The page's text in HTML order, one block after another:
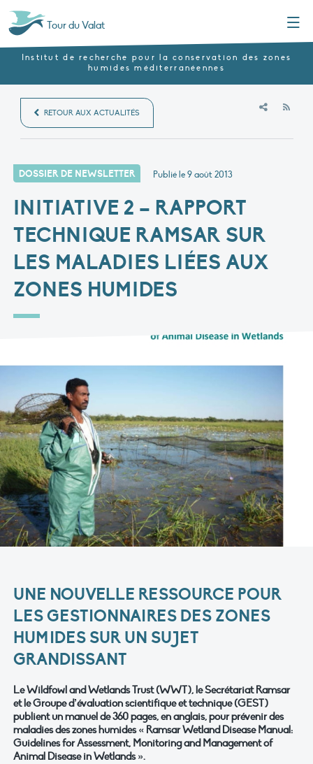
Tour du Valat
Institut de recherche pour la conservation des zones
humides méditerranéennes
RETOUR AUX ACTUALITÉS
DOSSIER DE NEWSLETTER Publié le9 août 2013
INITIATIVE 2 – RAPPORT
TECHNIQUE RAMSAR SUR
LES MALADIES LIÉES AUX
ZONES HUMIDES
UNE NOUVELLE RESSOURCE POUR
LES GESTIONNAIRES DES ZONES
HUMIDES SUR UN SUJET
GRANDISSANT
Le Wildfowl and Wetlands Trust (WWT), le Secrétariat Ramsar
et le Groupe d’évaluation scientifique et technique (GEST)
publient un manuel de 360 pages, en anglais, pour prévenir des
maladies des zones humides « Ramsar Wetland Disease Manual:
Guidelines for Assessment, Monitoring and Management of
Animal Disease in Wetlands ».